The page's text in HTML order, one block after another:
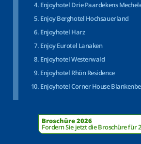
Enjoyhotel Drie Paardekens
Enjoy Berghotel Hochsauerland
Enjoyhotel Harz
Enjoy Eurotel Lanaken
Enjoyhotel Westerwald
Enjoyhotel Rhön Residence
Enjoyhotel Corner House
Broschüre 2026
Fordern Sie jetzt die Broschüre für